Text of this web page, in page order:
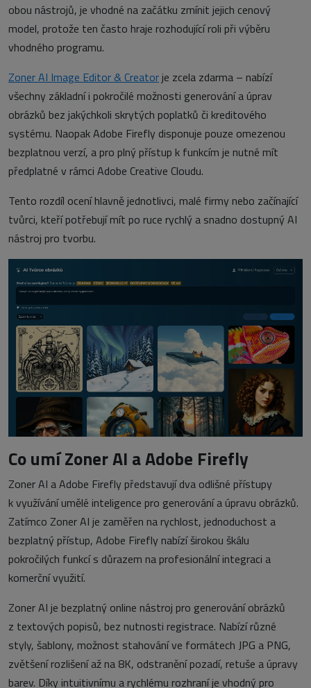
obou nástrojů, je vhodné na začátku zmínit jejich cenový
model, protože ten často hraje rozhodující roli při výběru
vhodného programu.
Zoner AI Image Editor & Creatorje zcela zdarma – nabízí
všechny základní i pokročilé možnosti generování a úprav
obrázků bez jakýchkoli skrytých poplatků či kreditového
systému. Naopak Adobe Firefly disponuje pouze omezenou
bezplatnou verzí, a pro plný přístup k funkcím je nutné mít
předplatné v rámci Adobe Creative Cloudu.
Tento rozdíl ocení hlavně jednotlivci, malé firmy nebo začínající
tvůrci, kteří potřebují mít po ruce rychlý a snadno dostupný AI
nástroj pro tvorbu.
Co umí Zoner AI a Adobe Firefly
Zoner AI a Adobe Firefly představují dva odlišné přístupy
k využívání umělé inteligence pro generování a úpravu obrázků.
Zatímco Zoner AI je zaměřen na rychlost, jednoduchost a
bezplatný přístup, Adobe Firefly nabízí širokou škálu
pokročilých funkcí s důrazem na profesionální integraci a
komerční využití.
Zoner AI je bezplatný online nástroj pro generování obrázků
z textových popisů, bez nutnosti registrace. Nabízí různé
styly, šablony, možnost stahování ve formátech JPG a PNG,
zvětšení rozlišení až na 8K, odstranění pozadí, retuše a úpravy
barev. Díky intuitivnímu a rychlému rozhraní je vhodný pro